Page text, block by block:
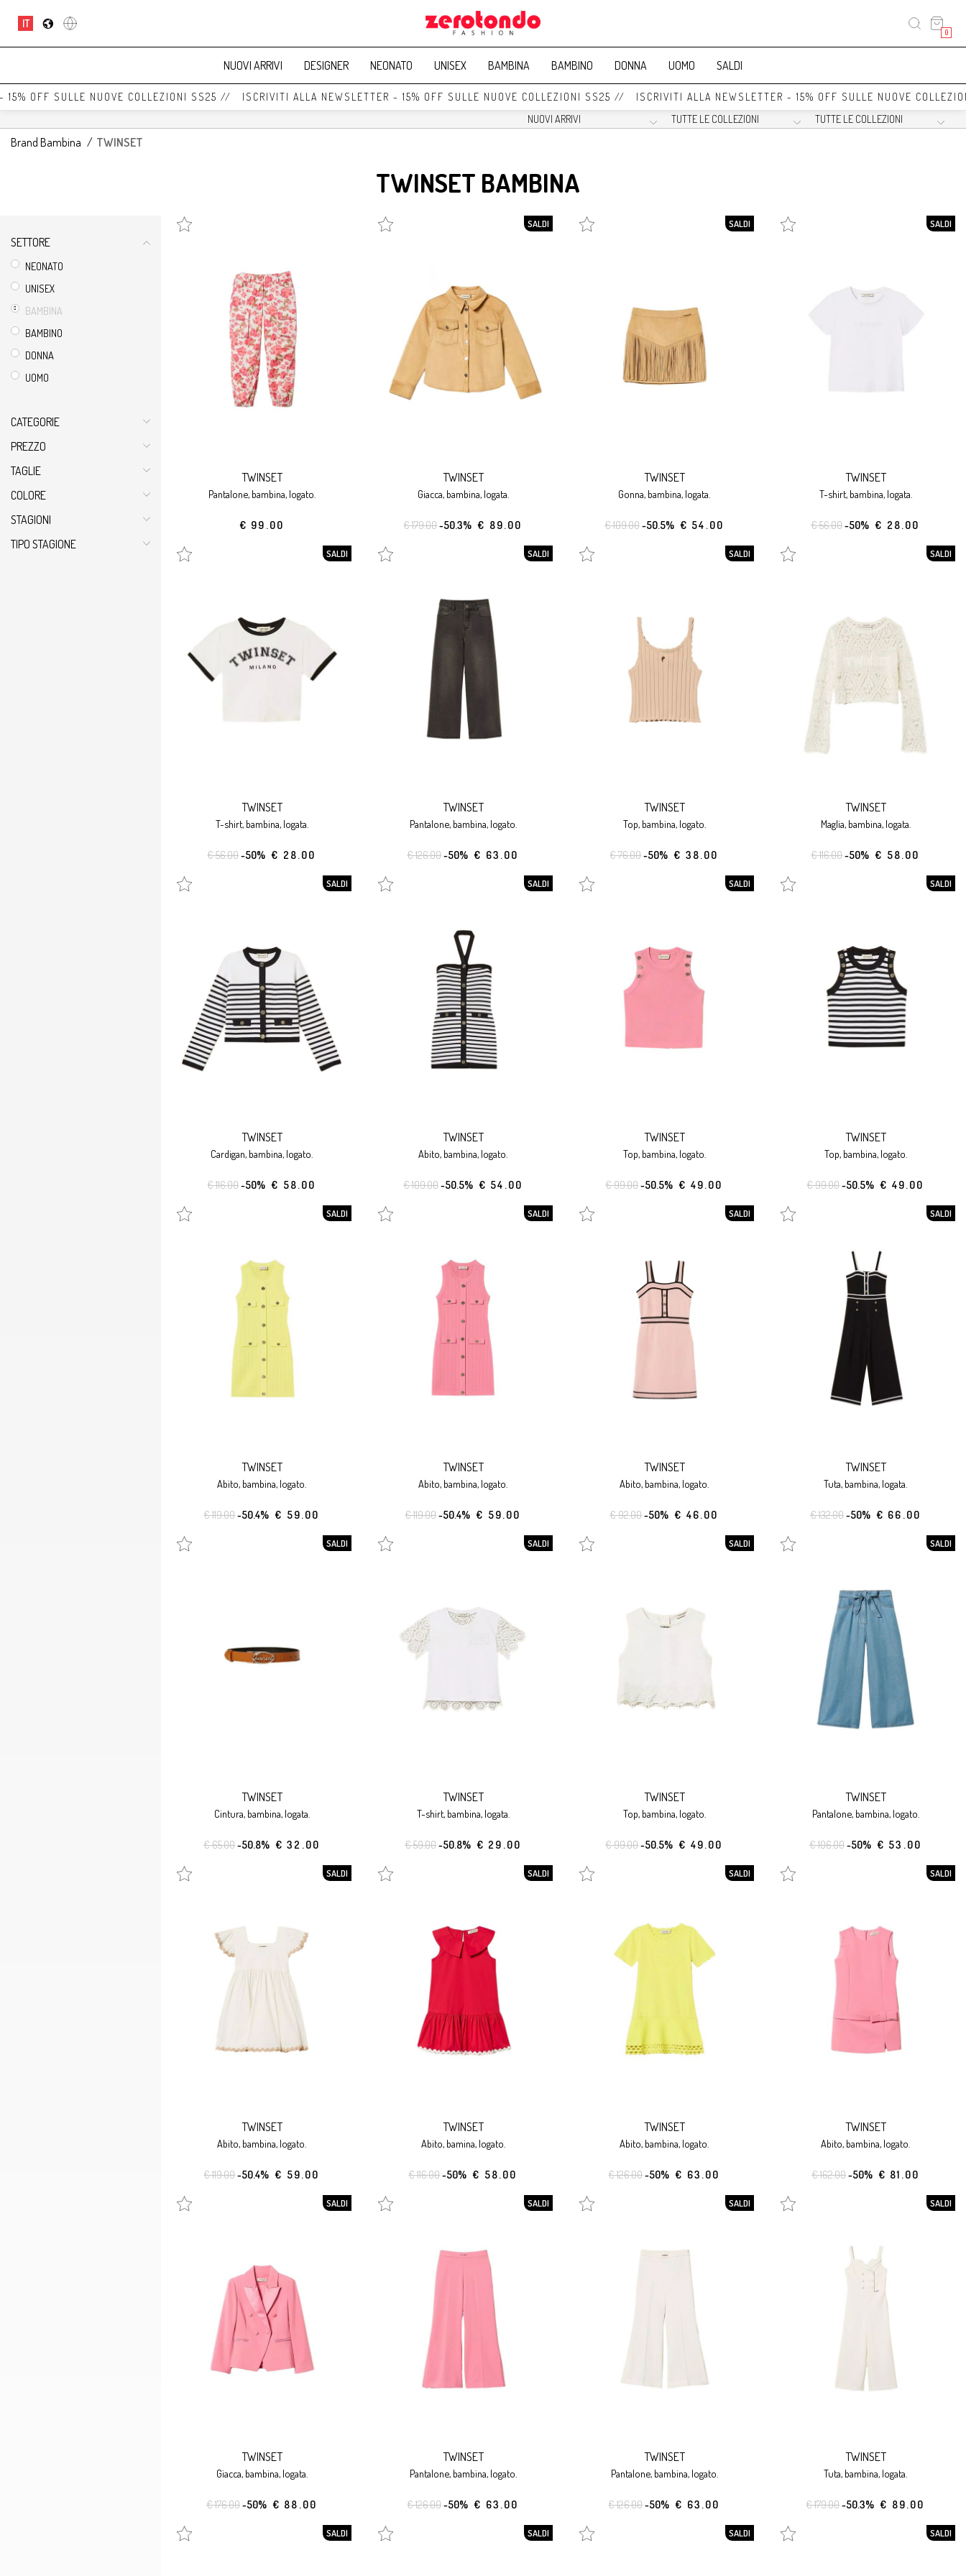
IT
0
NUOVI ARRIVI DESIGNER NEONATO UNISEX BAMBINA BAMBINO DONNA UOMO SALDI
OFF SULLE NUOVE COLLEZIONI SS25 // ISCRIVITI ALLA NEWSLETTER - 15% OFF SULLE NUOVE COLLEZIONI SS25 // ISCRIVITI ALLA NEWSLETTER - 15% OFF SULLE NUOVE
Brand Bambina / TWINSET
TWINSET BAMBINA
SETTORE
NEONATO
UNISEX
BAMBINA
BAMBINO
DONNA
UOMO
CATEGORIE
PREZZO
TAGLIE
COLORE
STAGIONI
TIPO STAGIONE
TWINSET
pantalone, bambina, logato.
€ 99.00
SALDI
TWINSET
giacca, bambina, logata.
€ 179.00-50.3% € 89.00
SALDI
TWINSET
gonna, bambina, logata.
€ 109.00-50.5% € 54.00
SALDI
TWINSET
t-shirt, bambina, logata.
€ 56.00-50% € 28.00
SALDI
TWINSET
t-shirt, bambina, logata.
€ 56.00-50% € 28.00
SALDI
TWINSET
pantalone, bambina, logato.
€ 126.00-50% € 63.00
SALDI
TWINSET
top, bambina, logato.
€ 76.00-50% € 38.00
SALDI
TWINSET
maglia, bambina, logata.
€ 116.00-50% € 58.00
SALDI
TWINSET
cardigan, bambina, logato.
€ 116.00-50% € 58.00
SALDI
TWINSET
abito, bambina, logato.
€ 109.00-50.5% € 54.00
SALDI
TWINSET
top, bambina, logato.
€ 99.00-50.5% € 49.00
SALDI
TWINSET
top, bambina, logato.
€ 99.00-50.5% € 49.00
SALDI
TWINSET
abito, bambina, logato.
€ 119.00-50.4% € 59.00
SALDI
TWINSET
abito, bambina, logato.
€ 119.00-50.4% € 59.00
SALDI
TWINSET
abito, bambina, logato.
€ 92.00-50% € 46.00
SALDI
TWINSET
tuta, bambina, logata.
€ 132.00-50% € 66.00
SALDI
TWINSET
cintura, bambina, logata.
€ 65.00-50.8% € 32.00
SALDI
TWINSET
t-shirt, bambina, logata.
€ 59.00-50.8% € 29.00
SALDI
TWINSET
top, bambina, logato.
€ 99.00-50.5% € 49.00
SALDI
TWINSET
pantalone, bambina, logato.
€ 106.00-50% € 53.00
SALDI
TWINSET
abito, bambina, logato.
€ 119.00-50.4% € 59.00
SALDI
TWINSET
abito, bamina, logato.
€ 116.00-50% € 58.00
SALDI
TWINSET
abito, bambina, logato.
€ 126.00-50% € 63.00
SALDI
TWINSET
abito, bambina, logato.
€ 162.00-50% € 81.00
SALDI
TWINSET
giacca, bambina, logata.
€ 176.00-50% € 88.00
SALDI
TWINSET
pantalone, bambina, logato.
€ 126.00-50% € 63.00
SALDI
TWINSET
pantalone, bambina, logato.
€ 126.00-50% € 63.00
SALDI
TWINSET
tuta, bambina, logata.
€ 179.00-50.3% € 89.00
SALDI SALDI SALDI SALDI